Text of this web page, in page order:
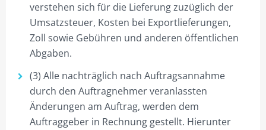
verstehen sich für die Lieferung zuzüglich der
Umsatzsteuer, Kosten bei Exportlieferungen,
Zoll sowie Gebühren und anderen öffentlichen
Abgaben.
(3) Alle nachträglich nach Auftragsannahme
durch den Auftragnehmer veranlassten
Änderungen am Auftrag, werden dem
Auftraggeber in Rechnung gestellt. Hierunter